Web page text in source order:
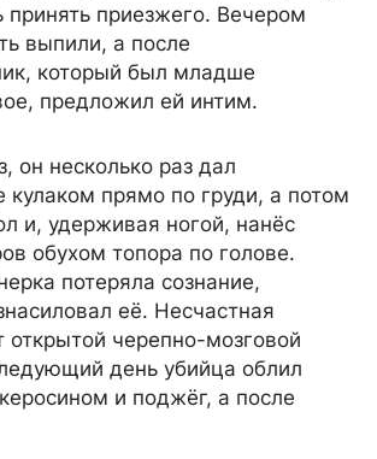
принять приезжего. Вечером
выпили, а после
который был младше
предложил ей интим.
он несколько раз дал
кулаком прямо по груди, а потом
и, удерживая ногой, нанёс
обухом топора по голове.
потеряла сознание,
её. Несчастная
открытой черепно-мозговой
день убийца облил
и поджёг, а после